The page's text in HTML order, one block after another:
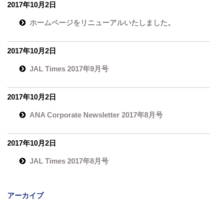
2017年10月2日
ホームページをリニューアルいたしました。
2017年10月2日
JAL Times 2017年9月号
2017年10月2日
ANA Corporate Newsletter 2017年8月号
2017年10月2日
JAL Times 2017年8月号
アーカイブ